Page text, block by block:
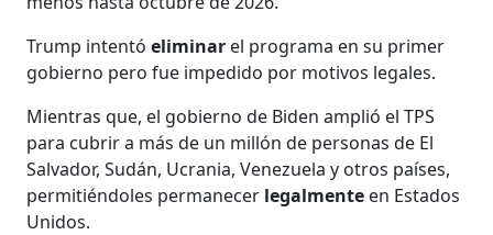
Trump intentóeliminar el programa en su primer
gobierno pero fue impedido por motivos legales.
Mientras que, el gobierno de Biden amplió el TPS
para cubrir a más de un millón de personas de El
Salvador, Sudán, Ucrania, Venezuela y otros países,
permitiéndoles permanecer legalmente en Estados
Unidos.